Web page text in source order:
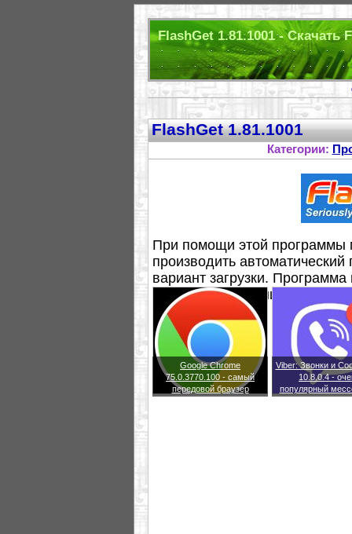
FlashGet 1.81.1001 - Скачать
FlashGet 1.81.1001
Категории:
При помощи этой программы
производить
вариант загрузки.
файлов - неограниченный,
Google Chrome
75.0.3770.100 - самый
передовой браузер
Viber: Звонки и
10.8.0.4 -
популярный